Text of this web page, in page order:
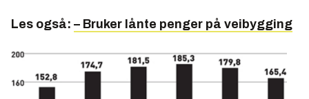
Les også: – Bruker lånte penger på veibygging